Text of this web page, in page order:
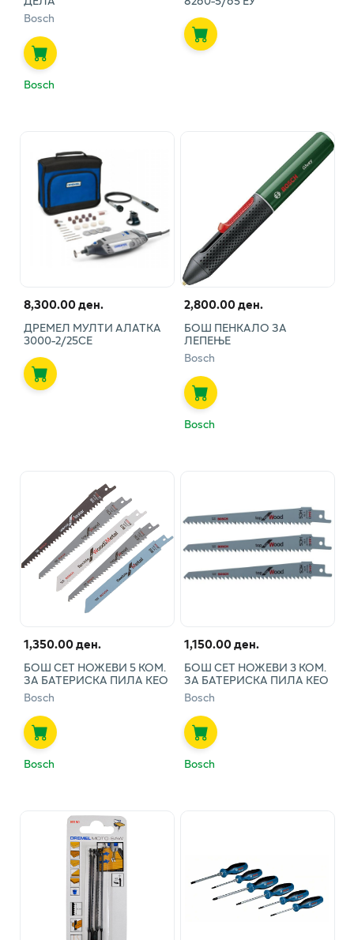
Bosch
Bosch
8,300.00 ден.
ДРЕМЕЛ МУЛТИ АЛАТКА
3000-2/25СЕ
2,800.00 ден.
БОШ ПЕНКАЛО ЗА
ЛЕПЕЊЕ
Bosch
Bosch
1,350.00 ден.
БОШ СЕТ НОЖЕВИ 5 КОМ.
ЗА БАТЕРИСКА ПИЛА КЕО
Bosch
Bosch
1,150.00 ден.
БОШ СЕТ НОЖЕВИ 3 КОМ.
ЗА БАТЕРИСКА ПИЛА КЕО
Bosch
Bosch